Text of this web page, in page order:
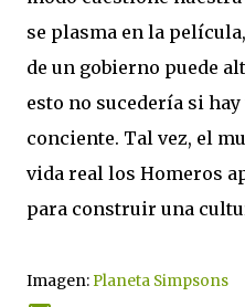
se plasma en la
de un gobierno puede
esto no sucedería si
conciente. Tal vez, el
vida real los Homeros
para construir una
Imagen:Planeta Simpsons